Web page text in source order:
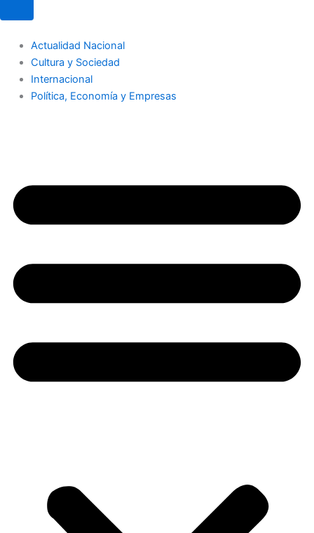
Actualidad Nacional
Cultura y Sociedad
Internacional
Política, Economía y Empresas